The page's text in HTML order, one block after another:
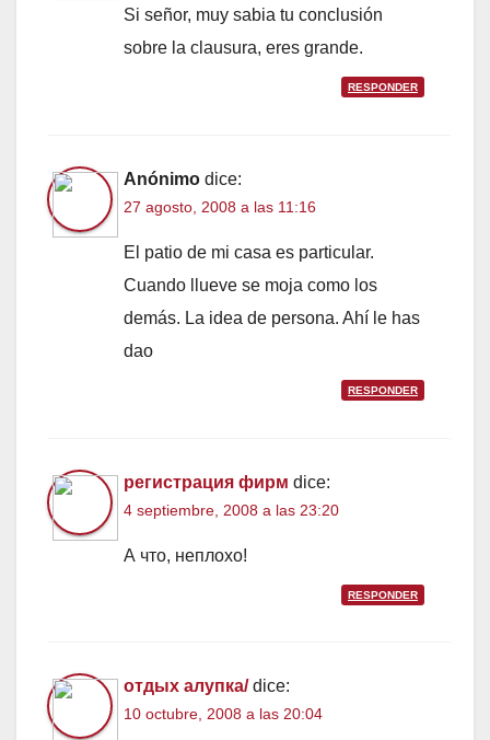
Si señor, muy sabia tu conclusión
sobre la clausura, eres grande.
RESPONDER
Anónimo dice:
27 agosto, 2008 a las 11:16
El patio de mi casa es particular.
Cuando llueve se moja como los
demás. La idea de persona. Ahí le has
dao
RESPONDER
регистрация фирм dice:
4 septiembre, 2008 a las 23:20
А что, неплохо!
RESPONDER
отдых алупка/ dice:
10 octubre, 2008 a las 20:04